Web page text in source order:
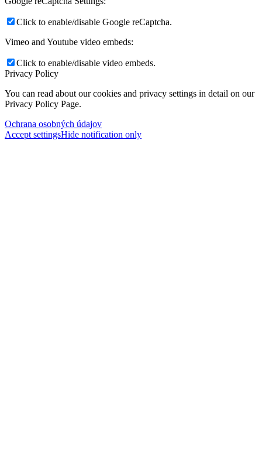
Click to enable/disable Google reCaptcha.
Vimeo and Youtube video embeds:
Click to enable/disable video embeds.
Privacy Policy
You can read about our cookies and privacy settings in detail on our
Privacy Policy Page.
Ochrana osobných údajov
Accept settingsHide notification only